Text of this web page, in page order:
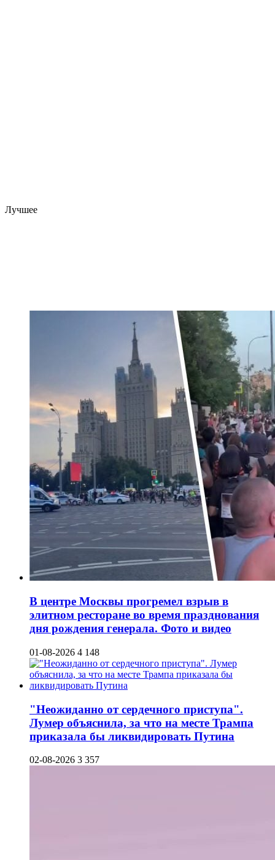
Лучшее
В центре Москвы прогремел взрыв в
элитном ресторане во время празднования
дня рождения генерала. Фото и видео
01-08-2026 4 148
"Неожиданно от сердечного приступа".
Лумер объяснила, за что на месте Трампа
приказала бы ликвидировать Путина
02-08-2026 3 357